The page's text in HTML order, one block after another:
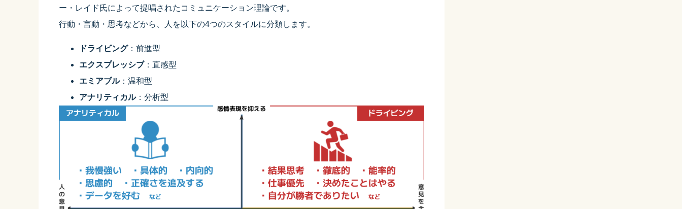
ー・レイド氏によって提唱されたコミュニケーション理論です。
行動・言動・思考などから、人を以下の4つのスタイルに分類します。
ドライビング：前進型
エクスプレッシブ：直感型
エミアブル：温和型
アナリティカル：分析型